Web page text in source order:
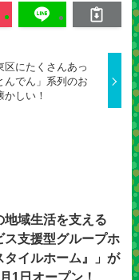
区にたくさんあっ
んでん」系列のお
かしい！
地域生活を支える
ス支援型グループホ
タイルホーム』」が
1日オープン！